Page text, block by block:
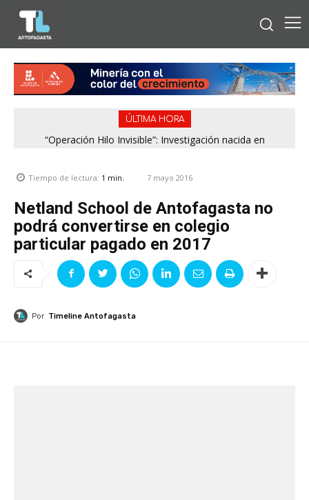
ÚLTIMA HORA
“Operación Hilo Invisible”: Investigación nacida en
Tiempo de lectura: 1 min. 7 mayo 2016
Netland School de Antofagasta no
podrá convertirse en colegio
particular pagado en 2017
Por Timeline Antofagasta